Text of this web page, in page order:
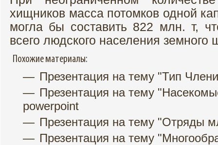
хищников масса потомков одной
могла бы составить 822 млн. т,
всего людского населения
Похожие материалы:
Презентация на тему "Тип
Презентация на тему
powerpoint
Презентация на тему "Отряды
Презентация на тему